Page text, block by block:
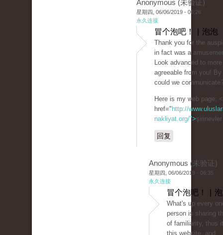
Anonymous (未验证)
星期四, 06/06/2019 - 06:26
永久连接
冒个泡吧！ | 泡泡
Thank you for the
in fact was a
Look advanced to
agreeable from you!
could we
Here is my web page;
href=" http://
nakliyat.org/">
回复
Anonymous (未验证)
星期四, 06/06/2019 - 06:35
永久连接
冒个泡吧！ |
What's up every
person is sharing
of familiarity, thus
this website, and